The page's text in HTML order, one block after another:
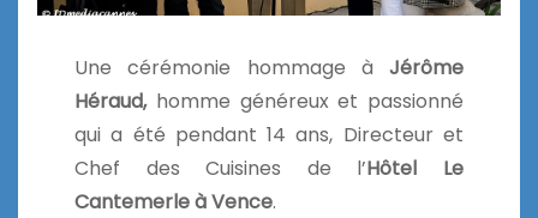
Une cérémonie hommage àJérôme
Héraud,homme généreux et passionné
qui a été pendant 14 ans, Directeur et
Chef des Cuisines de l’Hôtel Le
Cantemerle à Vence.